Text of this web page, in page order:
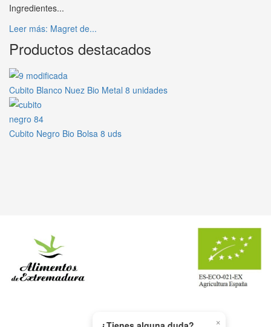
Ingredientes...
Leer más: Magret de...
Productos destacados
Cubito Blanco Nuez Bio Metal 8 unidades
Cubito Negro Bio Bolsa 8 uds
×